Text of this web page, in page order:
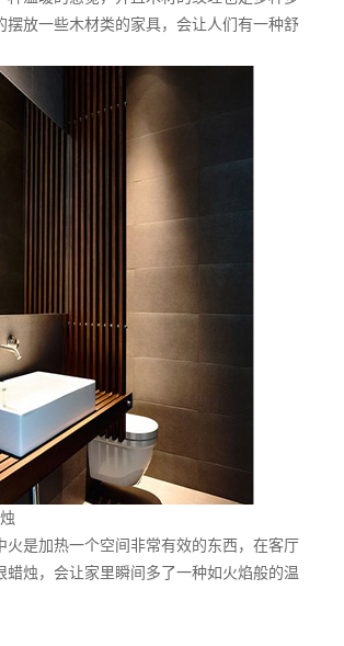
摆放一些木材类的家具，会让人们有一种舒
火是加热一个空间非常有效的东西，在客厅
蜡烛，会让家里瞬间多了一种如火焰般的温